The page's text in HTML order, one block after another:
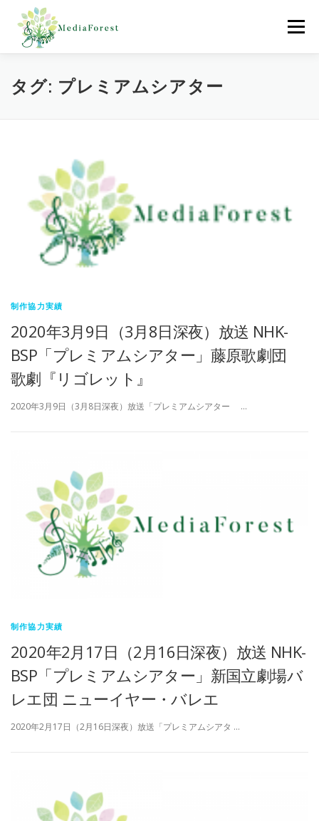
メニュー
ホーム 制作協力実績 会社概要
タグ: プレミアムシアター
制作協力実績
2020年3月9日（3月8日深夜）放送 NHK-
BSP「プレミアムシアター」藤原歌劇団
歌劇『リゴレット』
2020年3月9日（3月8日深夜）放送「プレミアムシアター …
制作協力実績
2020年2月17日（2月16日深夜）放送 NHK-
BSP「プレミアムシアター」新国立劇場バ
レエ団 ニューイヤー・バレエ
2020年2月17日（2月16日深夜）放送「プレミアムシアタ …